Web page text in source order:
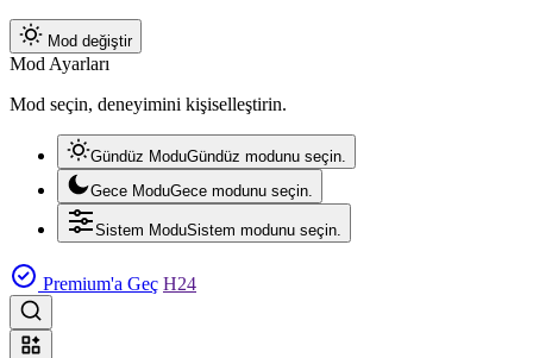
Mod değiştir
Mod Ayarları
Mod seçin, deneyimini kişiselleştirin.
Gündüz ModuGündüz modunu seçin.
Gece ModuGece modunu seçin.
Sistem ModuSistem modunu seçin.
Premium'a Geç H24